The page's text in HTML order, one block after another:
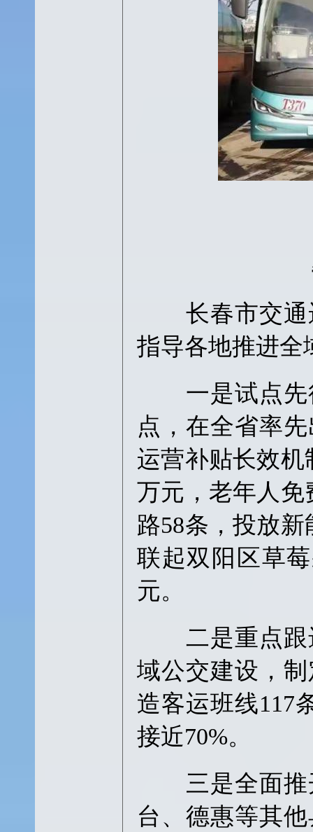
长春市交通
指导各地推进全
一是试点先
点，在全省率
运营补贴长效机
万元，老年人免
路58条，投放
联起双阳区草
元。
二是重点跟
域公交建设，
造客运班线117
接近70%。
三是全面推
台、德惠等其